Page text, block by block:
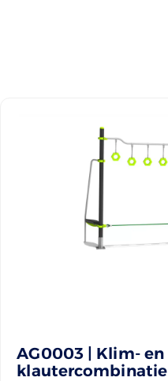
AG0003 | Klim- en
klautercombinatie